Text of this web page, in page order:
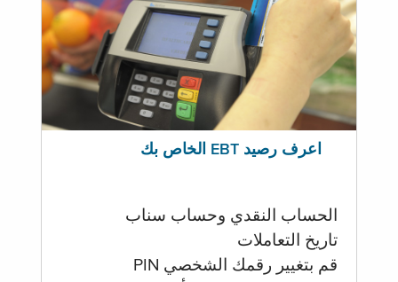
اعرف رصيد EBT الخاص بك
الحساب النقدي وحساب سناب
تاريخ التعاملات
قم بتغيير رقمك الشخصي PIN